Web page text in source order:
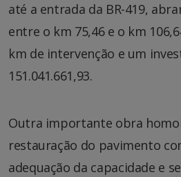
até a entrada da BR-419,
entre o km 75,46 e o km
km de intervenção e um
151.041.661,93.
Outra importante obra
restauração do pavimento
adequação da capacidade e